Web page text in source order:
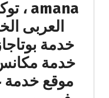
العربى
موقع خدمة